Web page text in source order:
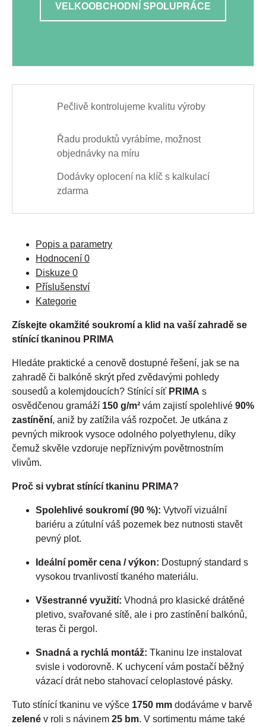
VELKOOBCHODNÍ SPOLUPRÁCE
Pečlivě kontrolujeme kvalitu výroby
Řadu produktů vyrábíme, možnost
objednávky na míru
Dodávky oplocení na klíč s kalkulací
zdarma
Popis a parametry
Hodnocení 0
Diskuze 0
Příslušenství
Kategorie
Získejte okamžité soukromí a klid na vaší zahradě se
stínící tkaninou PRIMA
Hledáte praktické a cenově dostupné řešení, jak se na
zahradě či balkóně skrýt před zvědavými pohledy
sousedů a kolemjdoucích? Stínící síť PRIMA s
osvědčenou gramáží 150 g/m² vám zajistí spolehlivé 90%
zastínění, aniž by zatížila váš rozpočet. Je utkána z
pevných mikrook vysoce odolného polyethylenu, díky
čemuž skvěle vzdoruje nepříznivým povětrnostním
vlivům.
Proč si vybrat stínící tkaninu PRIMA?
Spolehlivé soukromí (90 %): Vytvoří vizuální
bariéru a zútulní váš pozemek bez nutnosti stavět
pevný plot.
Ideální poměr cena / výkon: Dostupný standard s
vysokou trvanlivostí tkaného materiálu.
Všestranné využití: Vhodná pro klasické drátěné
pletivo, svařované sítě, ale i pro zastínění balkónů,
teras či pergol.
Snadná a rychlá montáž: Tkaninu lze instalovat
svisle i vodorovně. K uchycení vám postačí běžný
vázací drát nebo stahovací celoplastové pásky.
Tuto stínící tkaninu ve výšce 1750 mm dodáváme v barvě
zelené v roli s návinem 25 bm. V sortimentu máme také